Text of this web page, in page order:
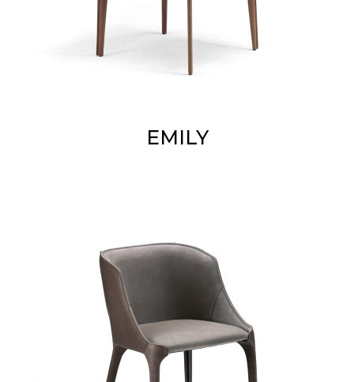
EMILY